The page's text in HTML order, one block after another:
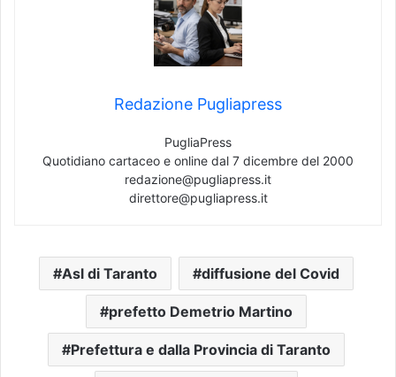
Redazione Pugliapress
PugliaPress
Quotidiano cartaceo e online dal 7 dicembre del 2000
redazione@pugliapress.it
direttore@pugliapress.it
Asl di Taranto diffusione del Covid
prefetto Demetrio Martino
Prefettura e dalla Provincia di Taranto